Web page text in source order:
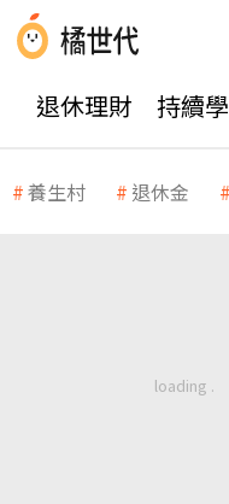
退休理財 持續
養生村 退休金